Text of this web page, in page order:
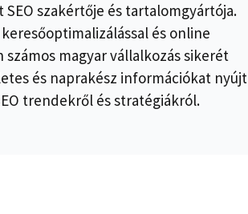
szakértője és tartalomgyártója.
és online
magyar vállalkozás sikerét
és naprakész információkat nyújt
trendekről és stratégiákról.